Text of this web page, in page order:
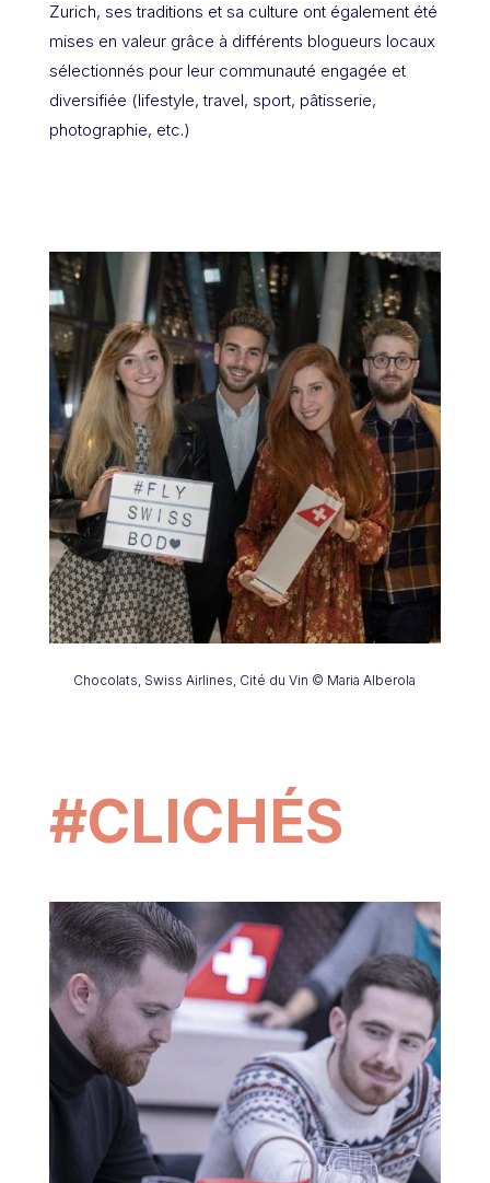
Zurich, ses traditions et sa culture ont également été
mises en valeur grâce à différents blogueurs locaux
sélectionnés pour leur communauté engagée et
diversifiée (lifestyle, travel, sport, pâtisserie,
photographie, etc.)
Chocolats, Swiss Airlines, Cité du Vin © Maria Alberola
#CLICHÉS